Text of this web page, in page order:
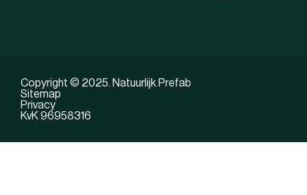
Copyright © 2025. Natuurlijk Prefab
Sitemap
Privacy
KvK 96958316